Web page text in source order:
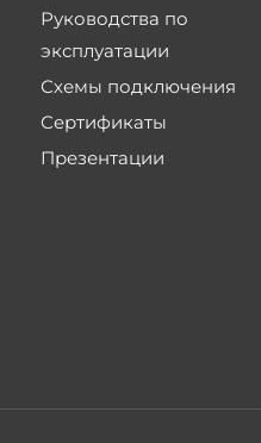
Руководства по
эксплуатации
Схемы подключения
Сертификаты
Презентации